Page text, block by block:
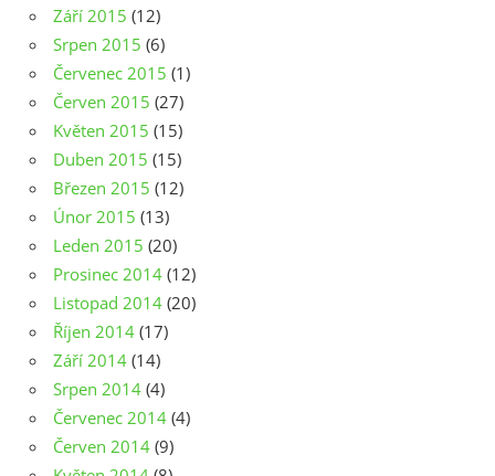
Září 2015 (12)
Srpen 2015 (6)
Červenec 2015 (1)
Červen 2015 (27)
Květen 2015 (15)
Duben 2015 (15)
Březen 2015 (12)
Únor 2015 (13)
Leden 2015 (20)
Prosinec 2014 (12)
Listopad 2014 (20)
Říjen 2014 (17)
Září 2014 (14)
Srpen 2014 (4)
Červenec 2014 (4)
Červen 2014 (9)